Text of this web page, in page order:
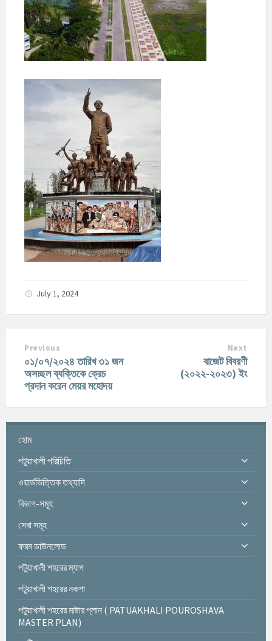
July 1, 2024
Previous
০১/০৭/২০২৪ তারিখ ৩১ জন
অসচ্ছল ব্যক্তিকে ক্রেচ
প্রদান করেন মেয়র মহোদয়
Next
বাজেট বিবরণী
(২০২২-২০২৩) ইং
হোম
পটুয়াখালী পরিচিতি
ওয়ার্ডভিত্তিক তথ্যাদি
বিভাগ-সমূহ
সেবা সমূহ
ফরম ডাউনলোড
পটুয়াখালী শহরের ম্যাপ
পটুয়াখালী শহরের নকশা
পটুয়াখালী শহরের মাষ্টার প্লান ( PATUAKHALI POUROSHAVA
MASTER PLAN)